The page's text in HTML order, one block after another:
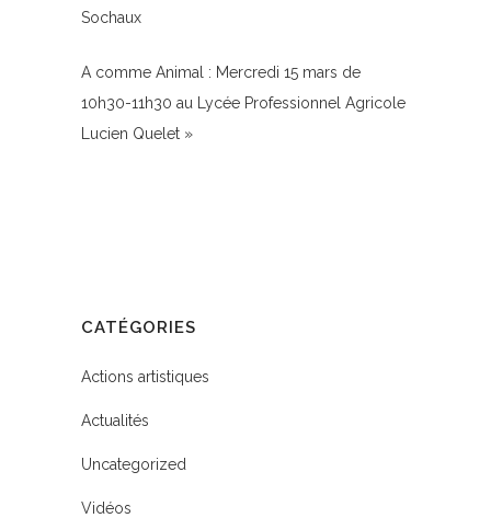
Sochaux
A comme Animal : Mercredi 15 mars de
10h30-11h30 au Lycée Professionnel Agricole
Lucien Quelet »
CATÉGORIES
Actions artistiques
Actualités
Uncategorized
Vidéos